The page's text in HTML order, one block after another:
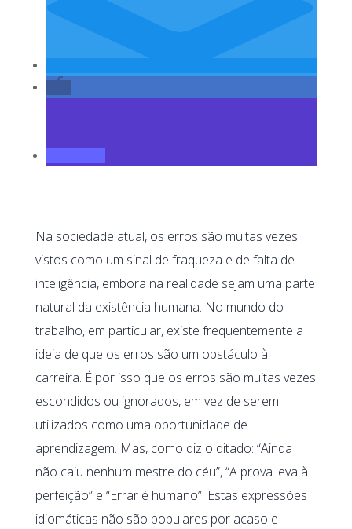
Na sociedade atual, os erros são muitas vezes
vistos como um sinal de fraqueza e de falta de
inteligência, embora na realidade sejam uma parte
natural da existência humana. No mundo do
trabalho, em particular, existe frequentemente a
ideia de que os erros são um obstáculo à
carreira. É por isso que os erros são muitas vezes
escondidos ou ignorados, em vez de serem
utilizados como uma oportunidade de
aprendizagem. Mas, como diz o ditado: “Ainda
não caiu nenhum mestre do céu”, “A prova leva à
perfeição” e “Errar é humano”. Estas expressões
idiomáticas não são populares por acaso e